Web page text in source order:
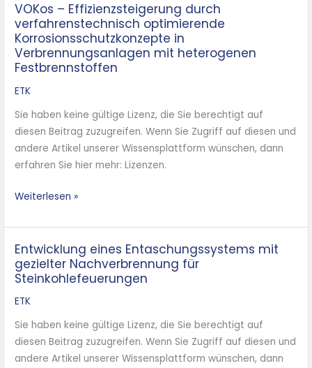
VOKos – Effizienzsteigerung durch
verfahrenstechnisch optimierende
Korrosionsschutzkonzepte in
Verbrennungsanlagen mit heterogenen
Festbrennstoffen
ETK
Sie haben keine gültige Lizenz, die Sie berechtigt auf
diesen Beitrag zuzugreifen. Wenn Sie Zugriff auf diesen und
andere Artikel unserer Wissensplattform wünschen, dann
erfahren Sie hier mehr: Lizenzen.
VOKos
–
Effizienzsteigerung
durch
optimierende
Korrosionsschutzkonzepte
in
Verbrennungsanlagen
mit
Festbrennstoffen
Weiterlesen »
Entwicklung eines Entaschungssystems mit
gezielter Nachverbrennung für
Steinkohlefeuerungen
ETK
Sie haben keine gültige Lizenz, die Sie berechtigt auf
diesen Beitrag zuzugreifen. Wenn Sie Zugriff auf diesen und
andere Artikel unserer Wissensplattform wünschen, dann
Entwicklung
eines
Entaschungssystems
mit
Nachverbrennung